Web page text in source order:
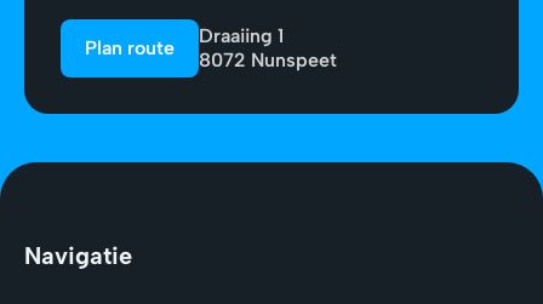
Plan route
Draaiing 1
8072 Nunspeet
Navigatie